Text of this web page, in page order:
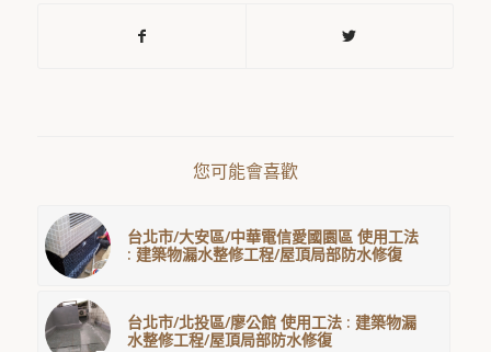
您可能會喜歡
台北市/大安區/中華電信愛國園區 使用工法
: 建築物漏水整修工程/屋頂局部防水修復
台北市/北投區/廖公館 使用工法 : 建築物漏
水整修工程/屋頂局部防水修復